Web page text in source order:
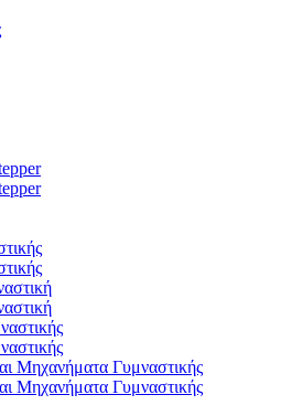
Μηχανήματα Γυμναστικής
Μηχανήματα Γυμναστικής